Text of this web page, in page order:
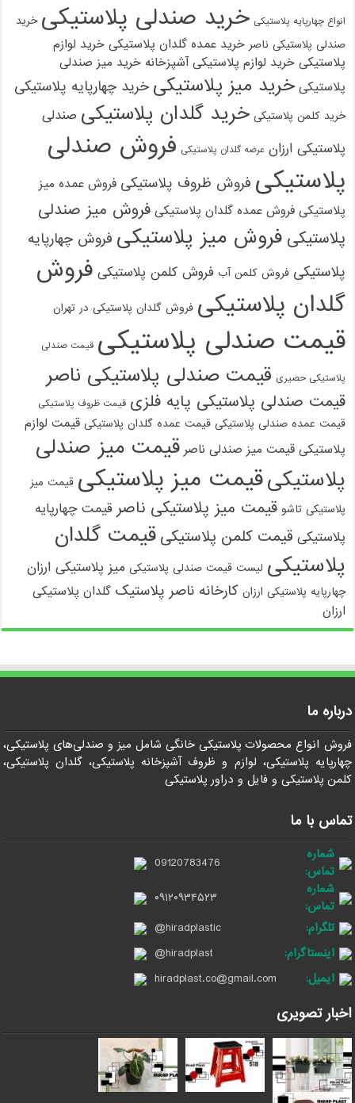
انواع چهارپایه پلاستیکی خرید صندلی پلاستیکی خرید
صندلی پلاستیکی ناصر خرید عمده گلدان پلاستیکی خرید لوازم
پلاستیکی خرید لوازم پلاستیکی آشپزخانه خرید میز صندلی
پلاستیکی خرید میز پلاستیکی خرید چهارپایه پلاستیکی
خرید کلمن پلاستیکی خرید گلدان پلاستیکی صندلی
پلاستیکی ارزان عرضه گلدان پلاستیکی فروش صندلی
پلاستیکی فروش ظروف پلاستیکی فروش عمده میز
پلاستیکی فروش عمده گلدان پلاستیکی فروش میز صندلی
پلاستیکی فروش میز پلاستیکی فروش چهارپایه
پلاستیکی فروش کلمن آب فروش کلمن پلاستیکی فروش
گلدان پلاستیکی فروش گلدان پلاستیکی در تهران
قیمت صندلی پلاستیکی قیمت صندلی
پلاستیکی حصیری قیمت صندلی پلاستیکی ناصر
قیمت صندلی پلاستیکی پایه فلزی قیمت ظروف پلاستیکی
قیمت عمده صندلی پلاستیکی قیمت عمده گلدان پلاستیکی قیمت لوازم
پلاستیکی قیمت میز صندلی ناصر قیمت میز صندلی
پلاستیکیقیمت میز پلاستیکی قیمت میز
پلاستیکی تاشو قیمت میز پلاستیکی ناصر قیمت چهارپایه
پلاستیکی قیمت کلمن پلاستیکی قیمت گلدان
پلاستیکی لیست قیمت صندلی پلاستیکی میز پلاستیکی ارزان
چهارپایه پلاستیکی ارزان کارخانه ناصر پلاستیک گلدان پلاستیکی
ارزان
درباره ما
فروش انواع محصولات پلاستیکی خانگی شامل میز و صندلی‌های پلاستیکی،
چهارپایه پلاستیکی، لوازم و ظروف آشپزخانه پلاستیکی، گلدان پلاستیکی،
کلمن پلاستیکی و فایل و دراور پلاستیکی
تماس با ما
شماره
تماس:
09120783476
شماره
تماس:
۰۹۱۲۰۹۳۴۵۲۳
تلگرام:
@hiradplastic
اینستاگرام:
@hiradplast
ایمیل:
hiradplast.co@gmail.com
اخبار تصویری